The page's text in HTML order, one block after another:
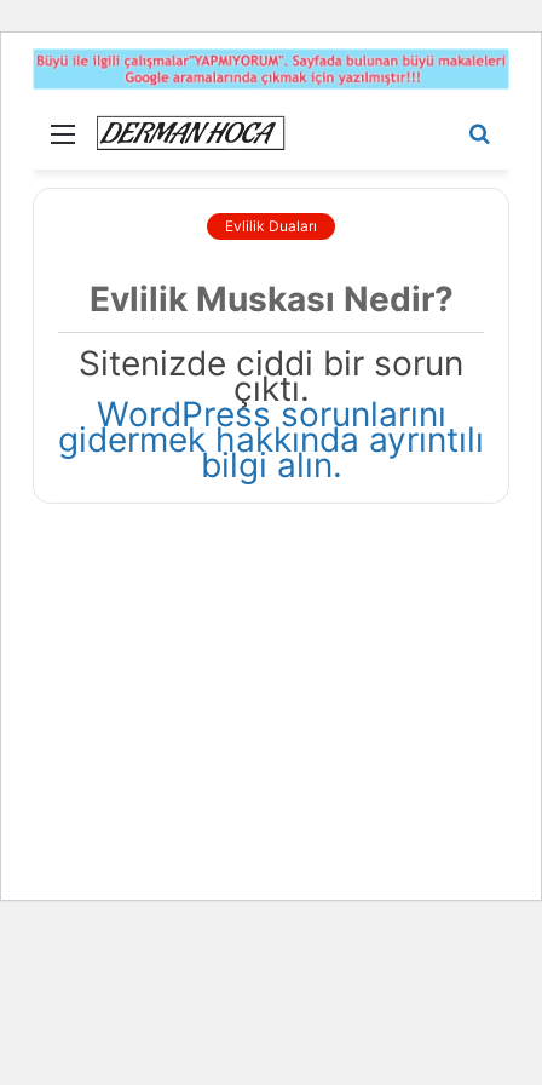
Menü
Evlilik Duaları
Evlilik Muskası Nedir?
Sitenizde ciddi bir sorun
çıktı.
WordPress sorunlarını
gidermek hakkında ayrıntılı
bilgi alın.